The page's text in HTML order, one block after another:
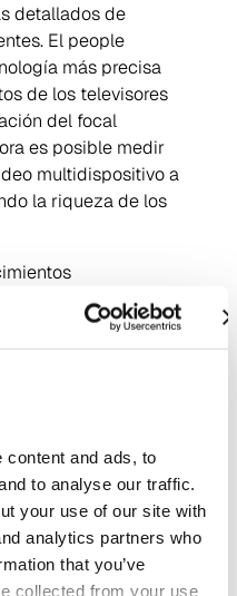
content and ads, to
to analyse our traffic.
your use of our site with
analytics partners who
that you’ve
collected from your use
detallados de
El people
más precisa
de los televisores
del focal
es posible medir
multidispositivo a
la riqueza de los
un enfoque
estratégicas con
ha permitido a Kantar
siendo importante,
ya que ocupa un
adaptándose a
medios,
requieren datos que
lineal y on